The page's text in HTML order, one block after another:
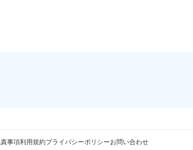
事項利用規約プライバシーポリシーお問い合わせ